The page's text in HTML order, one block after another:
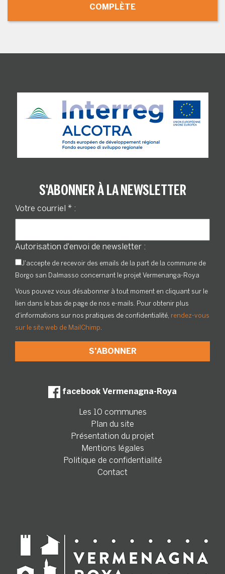
COMPLÈTE
S'ABONNER À LA NEWSLETTER
Votre courriel * :
Autorisation d'envoi de newsletter :
J'accepte de recevoir des emails de la part de la commune de
Borgo san Dalmasso concernant le projet Vermenanga-Roya
Vous pouvez vous désabonner à tout moment en cliquant sur le
lien dans le bas de page de nos e-mails. Pour obtenir plus
d'informations sur nos pratiques de confidentialité, rendez-vous
sur le site web de MailChimp.
facebook Vermenagna-Roya
Les 10 communes
Plan du site
Présentation du projet
Mentions légales
Politique de confidentialité
Contact